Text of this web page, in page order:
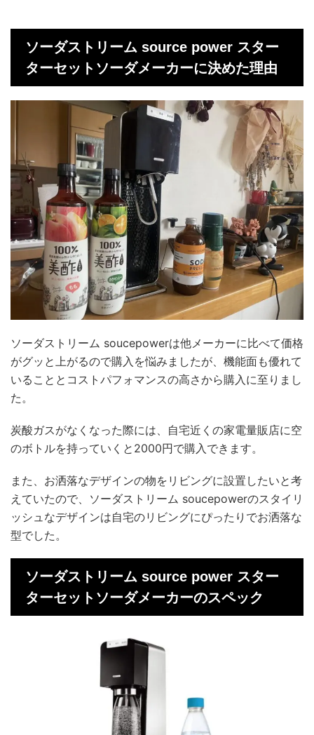
ソーダストリーム source power スター
ターセットソーダメーカーに決めた理由
ソーダストリーム soucepowerは他メーカーに比べて価格
がグッと上がるので購入を悩みましたが、機能面も優れて
いることとコストパフォマンスの高さから購入に至りまし
た。
炭酸ガスがなくなった際には、自宅近くの家電量販店に空
のボトルを持っていくと2000円で購入できます。
また、お洒落なデザインの物をリビングに設置したいと考
えていたので、ソーダストリーム soucepowerのスタイリ
ッシュなデザインは自宅のリビングにぴったりでお洒落な
型でした。
ソーダストリーム source power スター
ターセットソーダメーカーのスペック